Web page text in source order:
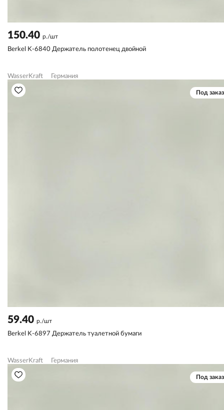
150.40 р./шт
Berkel K-6840 Держатель полотенец двойной
WasserKraft Германия
Под заказ
59.40 р./шт
Berkel K-6897 Держатель туалетной бумаги
WasserKraft Германия
Под заказ